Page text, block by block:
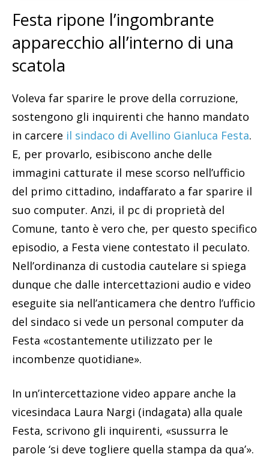
Festa ripone l’ingombrante
apparecchio all’interno di una
scatola
Voleva far sparire le prove della corruzione,
sostengono gli inquirenti che hanno mandato
in carcere il sindaco di Avellino Gianluca Festa.
E, per provarlo, esibiscono anche delle
immagini catturate il mese scorso nell’ufficio
del primo cittadino, indaffarato a far sparire il
suo computer. Anzi, il pc di proprietà del
Comune, tanto è vero che, per questo specifico
episodio, a Festa viene contestato il peculato.
Nell’ordinanza di custodia cautelare si spiega
dunque che dalle intercettazioni audio e video
eseguite sia nell’anticamera che dentro l’ufficio
del sindaco si vede un personal computer da
Festa «costantemente utilizzato per le
incombenze quotidiane».
In un’intercettazione video appare anche la
vicesindaca Laura Nargi (indagata) alla quale
Festa, scrivono gli inquirenti, «sussurra le
parole ‘si deve togliere quella stampa da qua’».